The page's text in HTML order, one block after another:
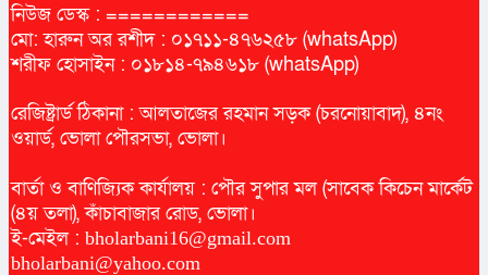
নিউজ ডেস্ক : ============
মো: হারুন অর রশীদ : ০১৭১১-৪৭৬২৫৮ (whatsApp)
শরীফ হোসাইন : ০১৮১৪-৭৯৪৬১৮ (whatsApp)
রেজিষ্ট্রার্ড ঠিকানা : আলতাজের রহমান সড়ক (চরনোয়াবাদ), ৪নং
ওয়ার্ড, ভোলা পৌরসভা, ভোলা।
বার্তা ও বাণিজ্যিক কার্যালয় : পৌর সুপার মল (সাবেক কিচেন মার্কেট
(৪য় তলা), কাঁচাবাজার রোড, ভোলা।
ই-মেইল : bholarbani16@gmail.com
bholarbani@yahoo.com